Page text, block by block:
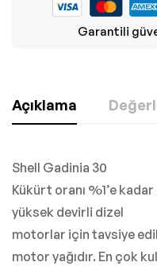
Garantili
Açıklama
Shell Gadinia 30
Kükürt oranı %1’e
yüksek devirli dizel
motorlar için tavsiye
motor yağıdır. En çok